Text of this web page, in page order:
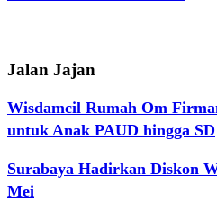
Jalan Jajan
Wisdamcil Rumah Om
untuk Anak PAUD hingga SD
Surabaya Hadirkan Diskon
Mei